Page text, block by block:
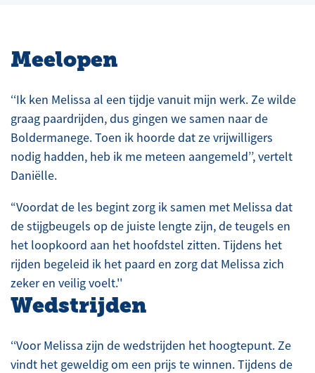
Meelopen
‘‘Ik ken Melissa al een tijdje vanuit mijn werk. Ze wilde
graag paardrijden, dus gingen we samen naar de
Boldermanege. Toen ik hoorde dat ze vrijwilligers
nodig hadden, heb ik me meteen aangemeld’’, vertelt
Daniëlle.
“Voordat de les begint zorg ik samen met Melissa dat
de stijgbeugels op de juiste lengte zijn, de teugels en
het loopkoord aan het hoofdstel zitten. Tijdens het
rijden begeleid ik het paard en zorg dat Melissa zich
zeker en veilig voelt.''
Wedstrijden
‘‘Voor Melissa zijn de wedstrijden het hoogtepunt. Ze
vindt het geweldig om een prijs te winnen. Tijdens de